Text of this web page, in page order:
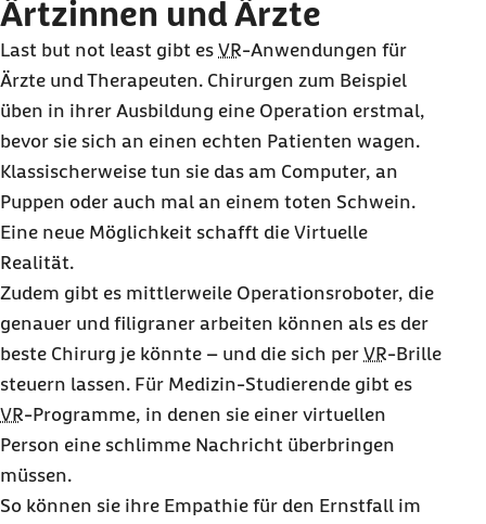
Ärtzinnen und Ärzte
Last but not least gibt es VR-Anwendungen für
Ärzte und Therapeuten. Chirurgen zum Beispiel
üben in ihrer Ausbildung eine Operation erstmal,
bevor sie sich an einen echten Patienten wagen.
Klassischerweise tun sie das am Computer, an
Puppen oder auch mal an einem toten Schwein.
Eine neue Möglichkeit schafft die Virtuelle
Realität.
Zudem gibt es mittlerweile Operationsroboter, die
genauer und filigraner arbeiten können als es der
beste Chirurg je könnte – und die sich per VR-Brille
steuern lassen. Für Medizin-Studierende gibt es
VR-Programme, in denen sie einer virtuellen
Person eine schlimme Nachricht überbringen
müssen.
So können sie ihre Empathie für den Ernstfall im